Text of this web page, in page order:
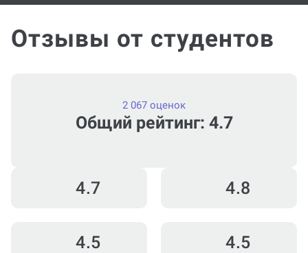
Отзывы от студентов
Общий рейтинг: 4.7
2 067 оценок
4.7 4.8
4.5 4.5